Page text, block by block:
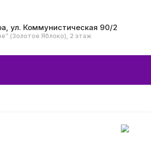
ул. Коммунистическая 90/2
(Золотое Яблоко), 2 этаж